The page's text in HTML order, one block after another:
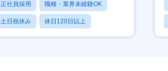
正社員採用 職種・業界未経験OK
土日祝休み 休日120日以上
産休・育休あり